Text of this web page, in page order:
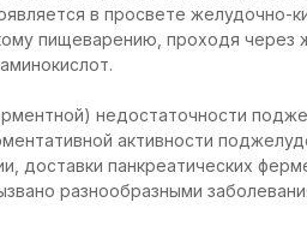
в просвете желудочно-
пищеварению, проходя
недостаточности
активности
доставки панкреатических
разнообразными